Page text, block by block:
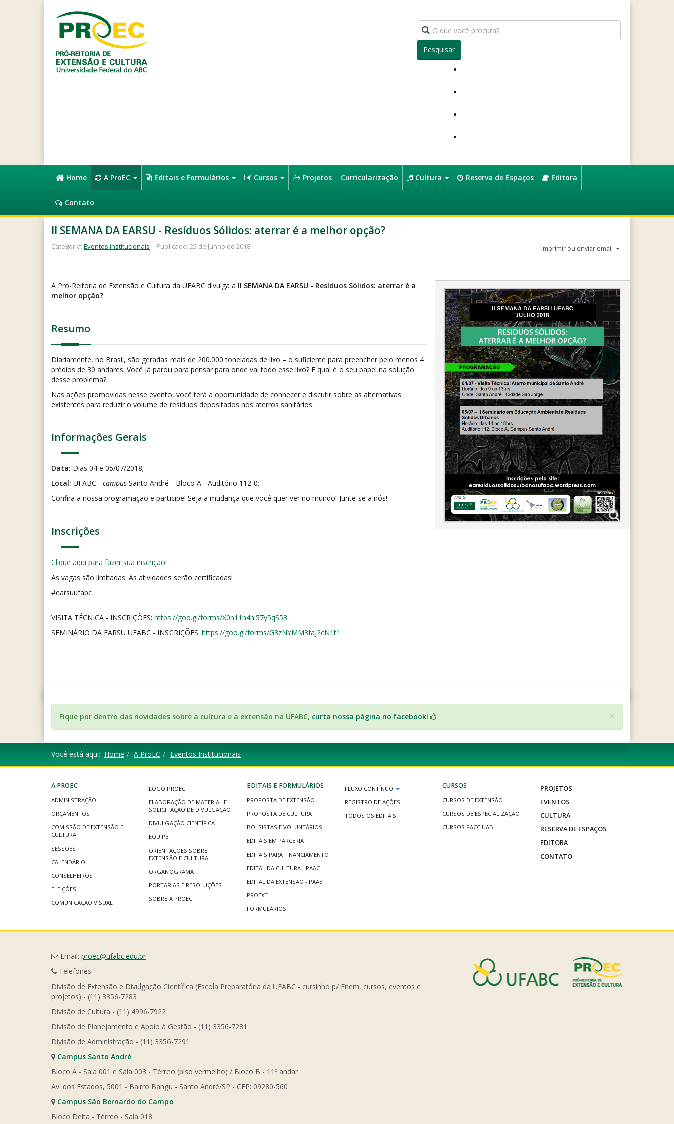
Pesquisar
Home A ProEC Editais e Formulários Cursos Projetos Curricularização Cultura Reserva de Espaços Editora
Contato
II SEMANA DA EARSU - Resíduos Sólidos: aterrar é a melhor opção?
Imprimir ou enviar email
Categoria: Eventos institucionais Publicado: 25 de Junho de 2018
A Pró-Reitoria de Extensão e Cultura da UFABC divulga a II SEMANA DA EARSU - Resíduos Sólidos: aterrar é a
melhor opção?
Resumo
Diariamente, no Brasil, são geradas mais de 200.000 toneladas de lixo – o suficiente para preencher pelo menos 4
prédios de 30 andares. Você já parou para pensar para onde vai todo esse lixo? E qual é o seu papel na solução
desse problema?
Nas ações promovidas nesse evento, você terá a oportunidade de conhecer e discutir sobre as alternativas
existentes para reduzir o volume de resíduos depositados nos aterros sanitários.
Informações Gerais
Data: Dias 04 e 05/07/2018;
Local: UFABC - campus Santo André - Bloco A - Auditório 112-0;
Confira a nossa programação e participe! Seja a mudança que você quer ver no mundo! Junte-se a nós!
Inscrições
Clique aqui para fazer sua inscrição!
As vagas são limitadas. As atividades serão certificadas!
#earsuufabc
VISITA TÉCNICA - INSCRIÇÕES: https://goo.gl/forms/X0n11h4hi57y5qS53
SEMINÁRIO DA EARSU UFABC - INSCRIÇÕES: https://goo.gl/forms/G3zNYMM3faJ2cN1t1
×
Fique por dentro das novidades sobre a cultura e a extensão na UFABC, curta nossa página no facebook!
Você está aqui: Home A ProEC Eventos Institucionais
A PROEC
ADMINISTRAÇÃO
ORÇAMENTOS
COMISSÃO DE EXTENSÃO E
CULTURA
SESSÕES
CALENDÁRIO
CONSELHEIROS
ELEIÇÕES
COMUNICAÇÃO VISUAL
LOGO PROEC
ELABORAÇÃO DE MATERIAL E
SOLICITAÇÃO DE DIVULGAÇÃO
DIVULGAÇÃO CIENTÍFICA
EQUIPE
ORIENTAÇÕES SOBRE
EXTENSÃO E CULTURA
ORGANOGRAMA
PORTARIAS E RESOLUÇÕES
SOBRE A PROEC
EDITAIS E FORMULÁRIOS
PROPOSTA DE EXTENSÃO
PROPOSTA DE CULTURA
BOLSISTAS E VOLUNTÁRIOS
EDITAIS EM PARCERIA
EDITAIS PARA FINANCIAMENTO
EDITAL DA CULTURA - PAAC
EDITAL DA EXTENSÃO - PAAE
PROEXT
FORMULÁRIOS
FLUXO CONTÍNUO
REGISTRO DE AÇÕES
TODOS OS EDITAIS
CURSOS
CURSOS DE EXTENSÃO
CURSOS DE ESPECIALIZAÇÃO
CURSOS PACC UAB
PROJETOS
EVENTOS
CULTURA
RESERVA DE ESPAÇOS
EDITORA
CONTATO
Email: proec@ufabc.edu.br
Telefones:
Divisão de Extensão e Divulgação Científica (Escola Preparatória da UFABC - cursinho p/ Enem, cursos, eventos e
projetos) - (11) 3356-7283
Divisão de Cultura - (11) 4996-7922
Divisão de Planejamento e Apoio à Gestão - (11) 3356-7281
Divisão de Administração - (11) 3356-7291
Campus Santo André
Bloco A - Sala 001 e Sala 003 - Térreo (piso vermelho) / Bloco B - 11º andar
Av. dos Estados, 5001 - Bairro Bangu - Santo André/SP - CEP: 09280-560
Campus São Bernardo do Campo
Bloco Delta - Térreo - Sala 018